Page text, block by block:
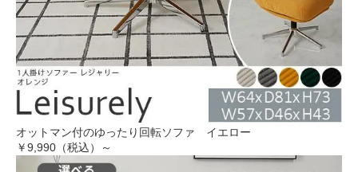
オットマン付のゆったり回転ソファ イエロー
￥9,990（税込）～